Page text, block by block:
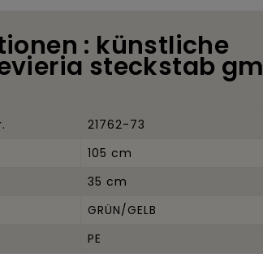
: künstliche
steckstab gm
21762-73
105 cm
35 cm
GRÜN/GELB
PE